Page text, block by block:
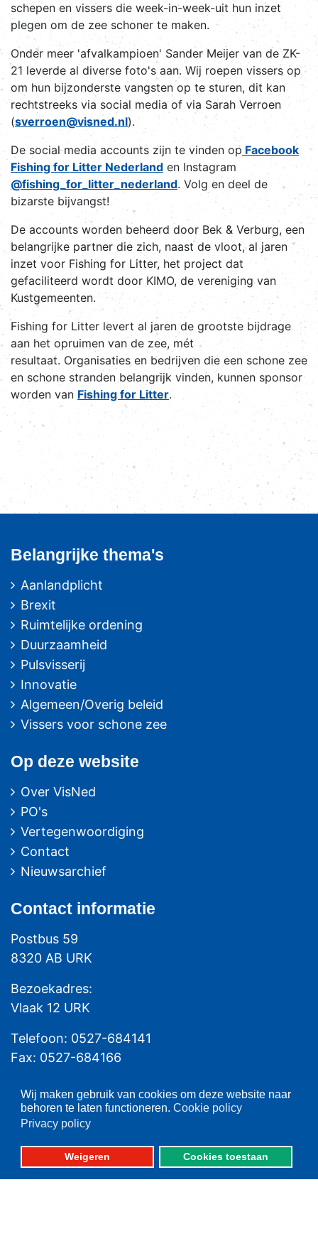
Wij maken gebruik van cookies om deze website naar
behoren te laten functioneren. Cookie policy
Privacy policy
Weigeren Cookies toestaan
schepen en vissers die week-in-week-uit hun inzet
plegen om de zee schoner te maken.
Onder meer 'afvalkampioen' Sander Meijer van de ZK-
21 leverde al diverse foto's aan. Wij roepen vissers op
om hun bijzonderste vangsten op te sturen, dit kan
rechtstreeks via social media of via Sarah Verroen
(sverroen@visned.nl).
De social media accounts zijn te vinden op Facebook
Fishing for Litter Nederland en Instagram
@fishing_for_litter_nederland. Volg en deel de
bizarste bijvangst!
De accounts worden beheerd door Bek & Verburg, een
belangrijke partner die zich, naast de vloot, al jaren
inzet voor Fishing for Litter, het project dat
gefaciliteerd wordt door KIMO, de vereniging van
Kustgemeenten.
Fishing for Litter levert al jaren de grootste bijdrage
aan het opruimen van de zee, mét
resultaat. Organisaties en bedrijven die een schone zee
en schone stranden belangrijk vinden, kunnen sponsor
worden van Fishing for Litter.
Belangrijke thema's
Aanlandplicht
Brexit
Ruimtelijke ordening
Duurzaamheid
Pulsvisserij
Innovatie
Algemeen/Overig beleid
Vissers voor schone zee
Op deze website
Over VisNed
PO's
Vertegenwoordiging
Contact
Nieuwsarchief
Contact informatie
Postbus 59
8320 AB URK
Bezoekadres:
Vlaak 12 URK
Telefoon: 0527-684141
Fax: 0527-684166
Please set your twitter API
key properly in your